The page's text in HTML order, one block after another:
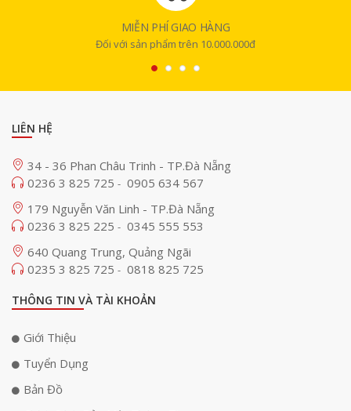
MIỄN PHÍ GIAO HÀNG
Đối với sản phẩm trên 10.000.000đ
LIÊN HỆ
34 - 36 Phan Châu Trinh - TP.Đà Nẵng
0236 3 825 725 - 0905 634 567
179 Nguyễn Văn Linh - TP.Đà Nẵng
0236 3 825 225 - 0345 555 553
640 Quang Trung, Quảng Ngãi
0235 3 825 725 - 0818 825 725
THÔNG TIN VÀ TÀI KHOẢN
Giới Thiệu
Tuyển Dụng
Bản Đồ